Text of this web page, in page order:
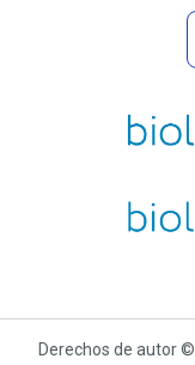
Derechos de autor ©.